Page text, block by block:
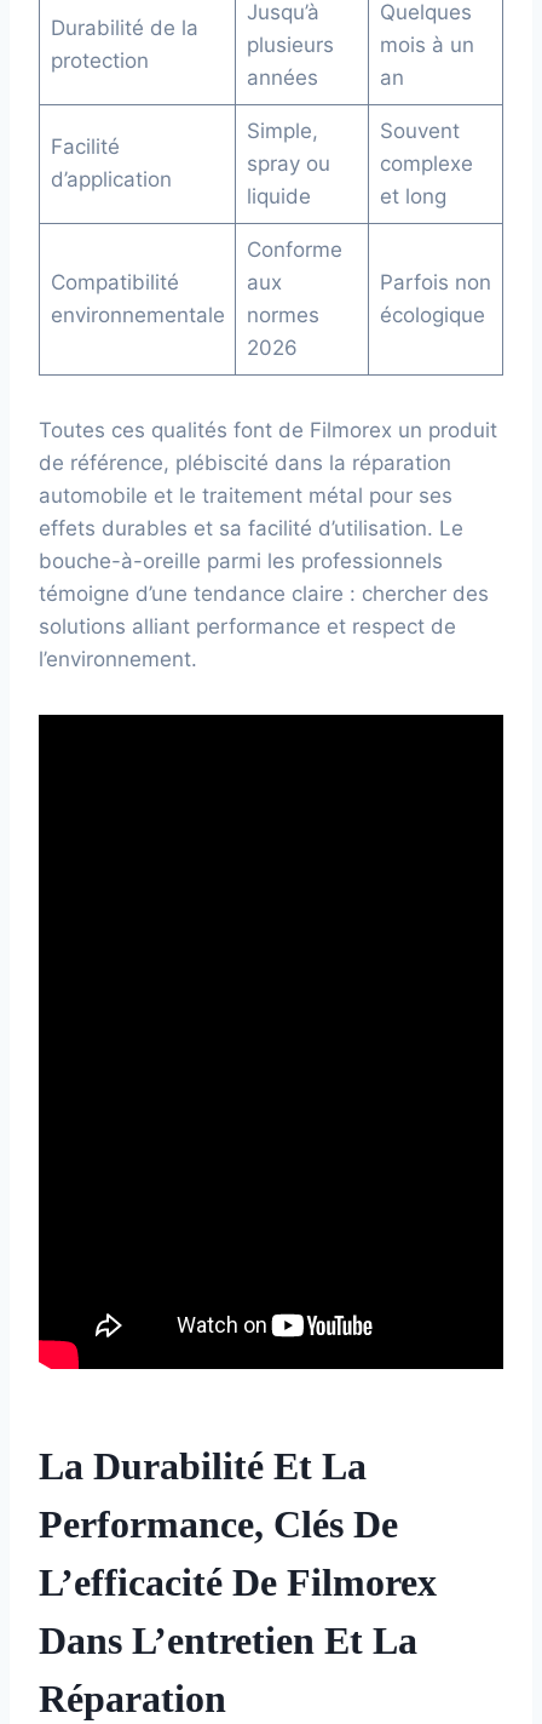
Durabilité de la
protection
Jusqu’à
plusieurs
années
Quelques
mois à un
an
Facilité
d’application
Simple,
spray ou
liquide
Souvent
complexe
et long
Compatibilité
environnementale
Conforme
aux
normes
2026
Parfois non
écologique
Toutes ces qualités font de Filmorex un produit
de référence, plébiscité dans la réparation
automobile et le traitement métal pour ses
effets durables et sa facilité d’utilisation. Le
bouche-à-oreille parmi les professionnels
témoigne d’une tendance claire : chercher des
solutions alliant performance et respect de
l’environnement.
La Durabilité Et La
Performance, Clés De
L’efficacité De Filmorex
Dans L’entretien Et La
Réparation